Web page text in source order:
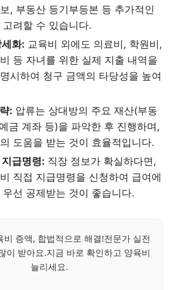
, 부동산 등기부등본 등 추가적인
려할 수 있습니다.
화: 교육비 외에도 의료비, 학원비,
등 자녀를 위한 실제 지출 내역을
시하여 청구 금액의 타당성을 높여
: 압류는 상대방의 주요 재산(부동
금 계좌 등)을 파악한 후 진행하며,
도움을 받는 것이 효율적입니다.
급명령: 직장 정보가 확실하다면,
직접 지급명령을 신청하여 급여에
선 공제받는 것이 좋습니다.
비 증액, 합법적으로 해결!전문가 실전
이 받아요.지금 바로 확인하고 양육비
늘리세요.